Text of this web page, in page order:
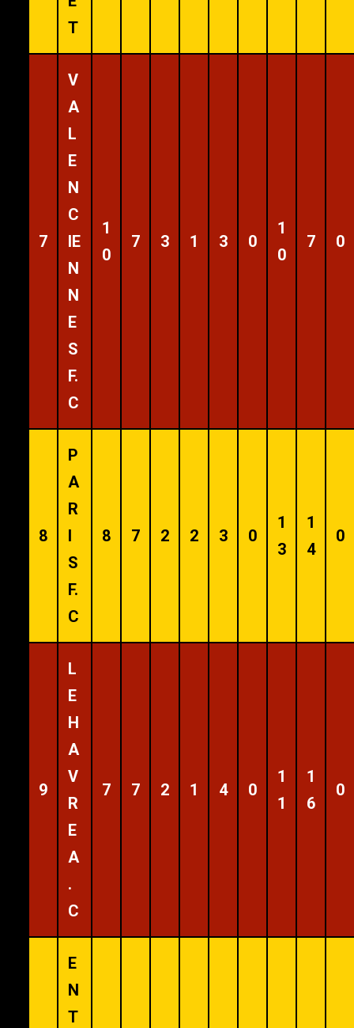
T
7
V
A
L
E
N
C
IE
N
N
E
S
F.
C
1
0
7 3 1 3 0
1
0
7 0
8
P
A
R
I
S
F.
C
8 7 2 2 3 0
1
3
1
4
0
9
L
E
H
A
V
R
E
A
.
C
7 7 2 1 4 0
1
1
1
6
0
E
N
T